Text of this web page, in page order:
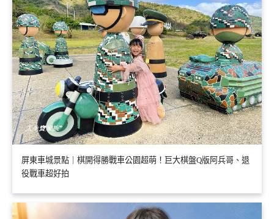
屏東車城景點｜棋開得勝戰車公園超萌！巨大棋盤Q版阿兵哥、退
役戰車超好拍